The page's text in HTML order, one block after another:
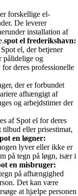
forskellige el-
De leverer
installation af
spot el frederikshavn:
el, der betjener
pålidelige og
deres professionelle
der er forbundet
afhængigt af
og arbejdstimer der
af Spot el for deres
tilbud eller prisestimat,
en løgner:
lyver eller ikke er
på tegn på løgn, især i
en misbruger:
på afhængighed
Det kan være
at hjælpe personen